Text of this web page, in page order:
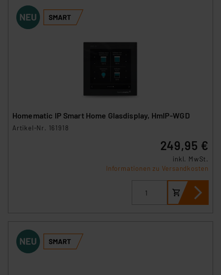
Homematic IP Smart Home Glasdisplay, HmIP-WGD
Artikel-Nr. 161918
249,95 €
inkl. MwSt.
Informationen zu Versandkosten